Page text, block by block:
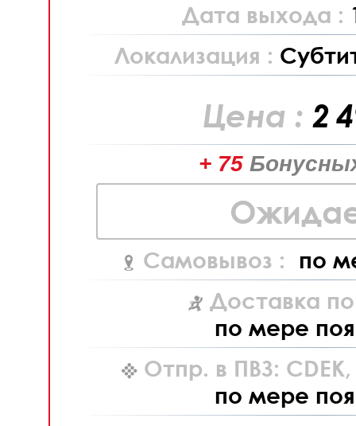
Дата выхода :
Локализация :
Цена : 2
+ 75
Самовывоз : по
Доставка
по мере
Отпр. в ПВЗ: CDEK,
по мере